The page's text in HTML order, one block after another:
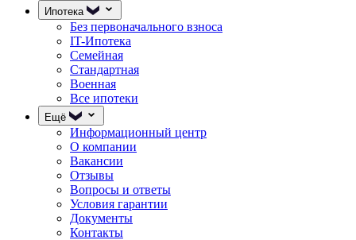
Ипотека
Без первоначального взноса
IT-Ипотека
Семейная
Стандартная
Военная
Все ипотеки
Ещё
Информационный центр
О компании
Вакансии
Отзывы
Вопросы и ответы
Условия гарантии
Документы
Контакты